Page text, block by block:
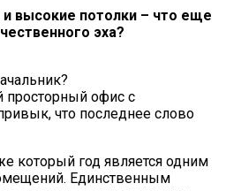
высокие потолки – что еще
эха?
офис с
что последнее слово
который год является одним
Единственным